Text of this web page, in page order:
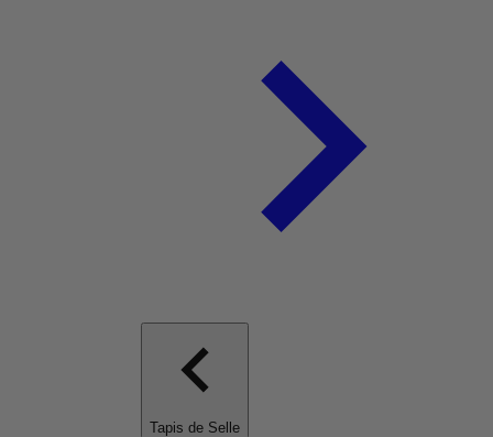
Tapis de Selle